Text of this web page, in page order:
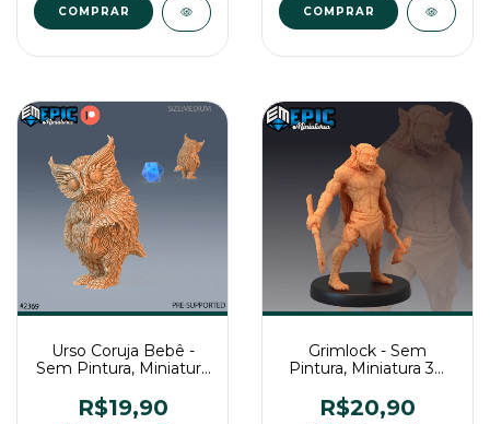
COMPRAR COMPRAR
Urso Coruja Bebê -
Sem Pintura, Miniatura
Mesa
R$19,90
Grimlock - Sem
Pintura, Miniatura 3D
Mesa
R$20,90